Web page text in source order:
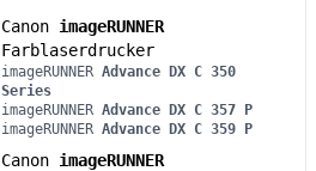
Canon imageRUNNER
Farblaserdrucker
imageRUNNER Advance DX C 350
Series
imageRUNNER Advance DX C 357 P
imageRUNNER Advance DX C 359 P
Canon imageRUNNER